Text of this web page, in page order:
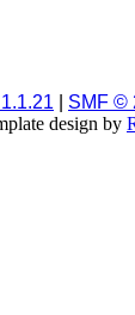
SMF ©
design by